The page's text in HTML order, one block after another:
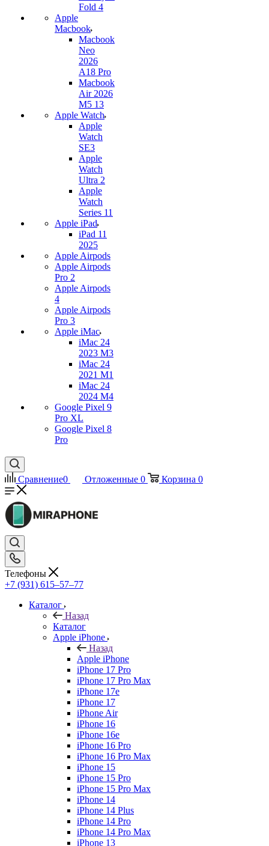
Fold 4
Apple
Macbook
Macbook
Neo
2026
A18 Pro
Macbook
Air 2026
M5 13
Apple Watch
Apple
Watch
SE3
Apple
Watch
Ultra 2
Apple
Watch
Series 11
Apple iPad
iPad 11
2025
Apple Airpods
Apple Airpods
Pro 2
Apple Airpods
4
Apple Airpods
Pro 3
Apple iMac
iMac 24
2023 M3
iMac 24
2021 M1
iMac 24
2024 M4
Google Pixel 9
Pro XL
Google Pixel 8
Pro
Сравнение0 Отложенные 0 Корзина 0
Телефоны
+7 (931) 615‒57‒77
Каталог
Назад
Каталог
Apple iPhone
Назад
Apple iPhone
iPhone 17 Pro
iPhone 17 Pro Max
iPhone 17e
iPhone 17
iPhone Air
iPhone 16
iPhone 16e
iPhone 16 Pro
iPhone 16 Pro Max
iPhone 15
iPhone 15 Pro
iPhone 15 Pro Max
iPhone 14
iPhone 14 Plus
iPhone 14 Pro
iPhone 14 Pro Max
iPhone 13